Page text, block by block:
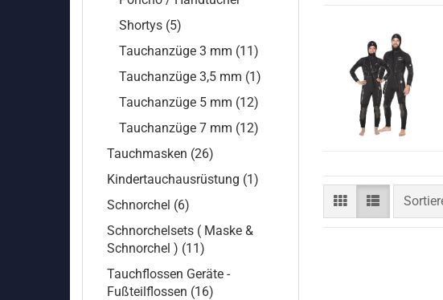
Shortys (5)
Tauchanzüge 3 mm (11)
Tauchanzüge 3,5 mm (1)
Tauchanzüge 5 mm (12)
Tauchanzüge 7 mm (12)
Tauchmasken (26)
Kindertauchausrüstung (1)
Schnorchel (6)
Schnorchelsets ( Maske &
Schnorchel ) (11)
Tauchflossen Geräte -
Fußteilflossen (16)